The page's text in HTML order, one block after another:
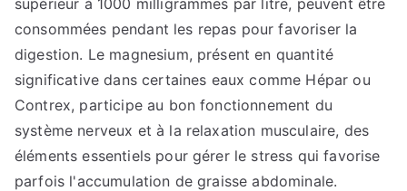
consommées pendant les repas pour favoriser la
digestion. Le magnesium, présent en quantité
significative dans certaines eaux comme Hépar ou
Contrex, participe au bon fonctionnement du
système nerveux et à la relaxation musculaire, des
éléments essentiels pour gérer le stress qui favorise
parfois l'accumulation de graisse abdominale.